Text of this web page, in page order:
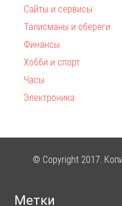
Сайты и сервисы
Талисманы и обереги
Финансы
Хобби и спорт
Часы
Электроника
© Copyright 2017.
Метки